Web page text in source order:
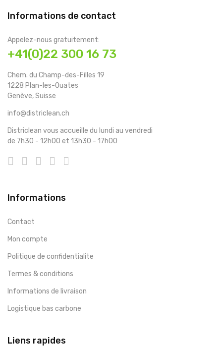
Informations de contact
Appelez-nous gratuitement:
+41(0)22 300 16 73
Chem. du Champ-des-Filles 19
1228 Plan-les-Ouates
Genève, Suisse
info@districlean.ch
Districlean vous accueille du lundi au vendredi
de 7h30 - 12h00 et 13h30 - 17h00
Informations
Contact
Mon compte
Politique de confidentialite
Termes & conditions
Informations de livraison
Logistique bas carbone
Liens rapides